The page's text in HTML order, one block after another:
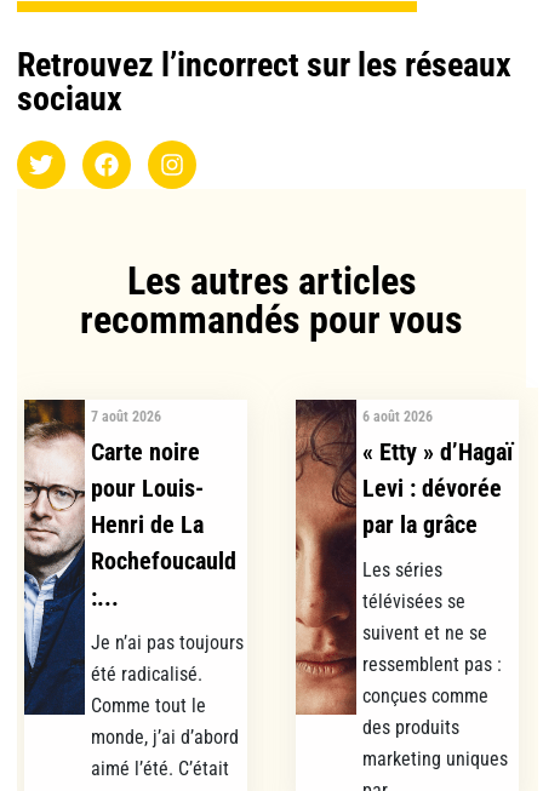
Retrouvez l’incorrect sur les réseaux
sociaux
Les autres articles
recommandés pour vous​
7 août 2026
Carte noire
pour Louis-
Henri de La
Rochefoucauld
:...
Je n’ai pas toujours
été radicalisé.
Comme tout le
monde, j’ai d’abord
aimé l’été. C’était
6 août 2026
« Etty » d’Hagaï
Levi : dévorée
par la grâce
Les séries
télévisées se
suivent et ne se
ressemblent pas :
conçues comme
des produits
marketing uniques